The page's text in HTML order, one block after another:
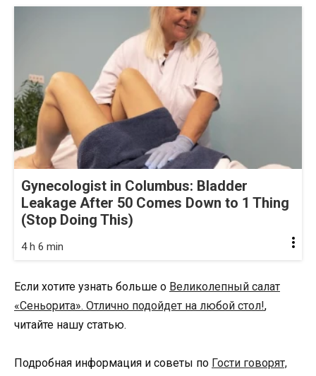
Gynecologist in Columbus: Bladder
Leakage After 50 Comes Down to 1 Thing
(Stop Doing This)
4 h 6 min
Если хотите узнать больше о Великолепный cалат
«Сеньорита». Отлично подойдет на любой стол!,
читайте нашу статью.
Подробная информация и советы по Гости говорят,